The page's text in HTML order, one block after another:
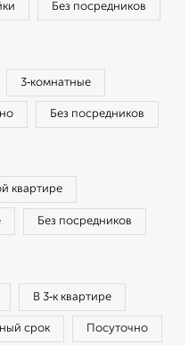
Без посредников
3‑комнатные
Без посредников
квартире
Без посредников
В 3‑к квартире
срок Посуточно